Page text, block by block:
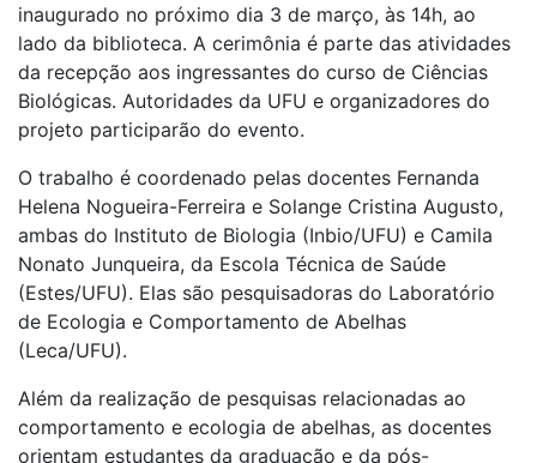
inaugurado no próximo dia 3 de março, às 14h, ao
lado da biblioteca. A cerimônia é parte das atividades
da recepção aos ingressantes do curso de Ciências
Biológicas. Autoridades da UFU e organizadores do
projeto participarão do evento.
O trabalho é coordenado pelas docentes Fernanda
Helena Nogueira-Ferreira e Solange Cristina Augusto,
ambas do Instituto de Biologia (Inbio/UFU) e Camila
Nonato Junqueira, da Escola Técnica de Saúde
(Estes/UFU). Elas são pesquisadoras do Laboratório
de Ecologia e Comportamento de Abelhas
(Leca/UFU).
Além da realização de pesquisas relacionadas ao
comportamento e ecologia de abelhas, as docentes
orientam estudantes da graduação e da pós-